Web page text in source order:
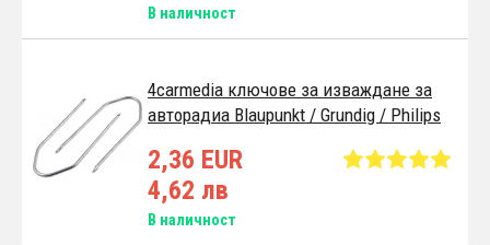
В наличност
4carmedia ключове за изваждане за
авторадиа Blaupunkt / Grundig / Philips
2,36 EUR
4,62 лв
В наличност